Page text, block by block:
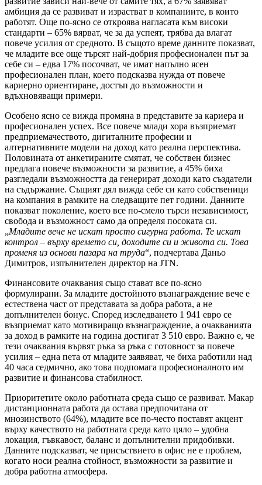
амбиция да се развиват и израстват в компаниите, в които
работят. Още по-ясно се откроява нагласата към високи
стандарти – 65% вярват, че за да успеят, трябва да влагат
повече усилия от средното. В същото време данните показват,
че младите все още търсят най-добрия професионален път за
себе си – едва 17% посочват, че имат напълно ясен
професионален план, което подсказва нужда от повече
кариерно ориентиране, достъп до възможности и
вдъхновяващи примери.
Особено ясно се вижда промяна в представите за кариера и
професионален успех. Все повече млади хора възприемат
предприемачеството, дигиталните професии и
алтернативните модели на доход като реална перспектива.
Половината от анкетираните смятат, че собствен бизнес
предлага повече възможности за развитие, а 45% биха
разгледали възможността да генерират доходи като създатели
на съдържание. Същият дял вижда себе си като собственици
на компания в рамките на следващите пет години. Данните
показват поколение, което все по-смело търси независимост,
свобода и възможност само да определя посоката си.
„Младите вече не искат просто сигурна работа. Те искат
контрол – върху времето си, доходите си и живота си. Това
променя из основи пазара на труда“, подчертава Даньо
Димитров, изпълнителен директор на JTN.
Финансовите очаквания също стават все по-ясно
формулирани. За младите достойното възнаграждение вече е
естествена част от представата за добра работа, а не
допълнителен бонус. Според изследването 1 941 евро се
възприемат като мотивиращо възнаграждение, а очакванията
за доход в рамките на година достигат 3 510 евро. Важно е, че
тези очаквания вървят ръка за ръка с готовност за повече
усилия – една пета от младите заявяват, че биха работили над
40 часа седмично, ако това подпомага професионалното им
развитие и финансова стабилност.
Приоритетите около работната среда също се развиват. Макар
дистанционната работа да остава предпочитана от
мнозинството (64%), младите все по-често поставят акцент
върху качеството на работната среда като цяло – удобна
локация, гъвкавост, баланс и допълнителни придобивки.
Данните подсказват, че присъствието в офис не е проблем,
когато носи реална стойност, възможности за развитие и
добра работна атмосфера.